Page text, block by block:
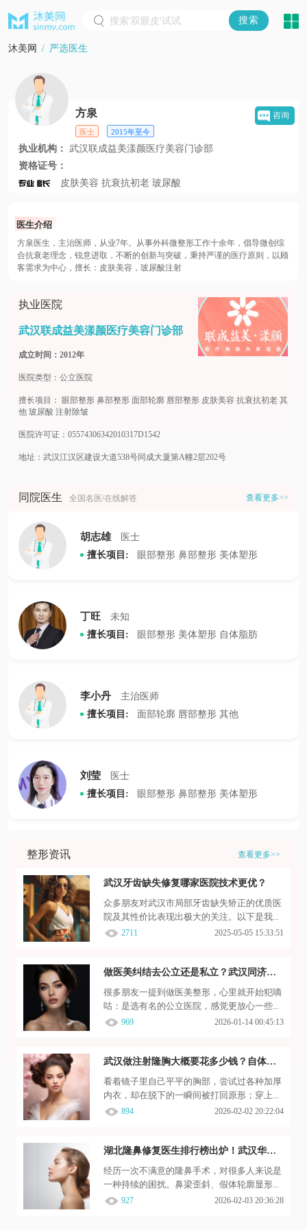
沐美网 / 严选医生
方泉
医士 2015年至今
咨询
执业机构： 武汉联成益美漾颜医疗美容门诊部
资格证号：
皮肤美容 抗衰抗初老 玻尿酸
医生介绍
方泉医生，主治医师，从业7年。从事外科微整形工作十余年，倡导微创综
合抗衰老理念，锐意进取，不断的创新与突破，秉持严谨的医疗原则，以顾
客需求为中心，擅长：皮肤美容，玻尿酸注射
执业医院
武汉联成益美漾颜医疗美容门诊部
成立时间：2012年
医院类型：公立医院
擅长项目： 眼部整形 鼻部整形 面部轮廓 唇部整形 皮肤美容 抗衰抗初老 其
他 玻尿酸 注射除皱
医院许可证：05574306342010317D1542
地址：武汉江汉区建设大道538号同成大厦第A幢2层202号
同院医生 全国名医/在线解答 查看更多>>
胡志雄
医士
擅长项目:
眼部整形 鼻部整形 美体塑形
丁旺
未知
擅长项目:
眼部整形 美体塑形 自体脂肪
李小丹
主治医师
擅长项目:
面部轮廓 唇部整形 其他
刘莹
医士
擅长项目:
眼部整形 鼻部整形 美体塑形
整形资讯 查看更多>>
武汉牙齿缺失修复哪家医院技术更优？
众多朋友对武汉市局部牙齿缺失矫正的优质医
院及其性价比表现出极大的关注。以下是我...
2711 2025-05-05 15:33:51
做医美纠结去公立还是私立？武汉同济医院美容科技术如何？3个特点说清楚是否靠谱
很多朋友一提到做医美整形，心里就开始犯嘀
咕：是选有名的公立医院，感觉更放心一些...
969 2026-01-14 00:45:13
武汉做注射隆胸大概要花多少钱？自体脂肪填充3-8万，玻尿酸单次1-3万元左右
看着镜子里自己平平的胸部，尝试过各种加厚
内衣，却在脱下的一瞬间被打回原形；穿上...
894 2026-02-02 20:22:04
湖北隆鼻修复医生排行榜出炉！武汉华美李建华、襄阳艺星张明等10位医生口碑爆棚
经历一次不满意的隆鼻手术，对很多人来说是
一种持续的困扰。鼻梁歪斜、假体轮廓显形...
927 2026-02-03 20:36:28